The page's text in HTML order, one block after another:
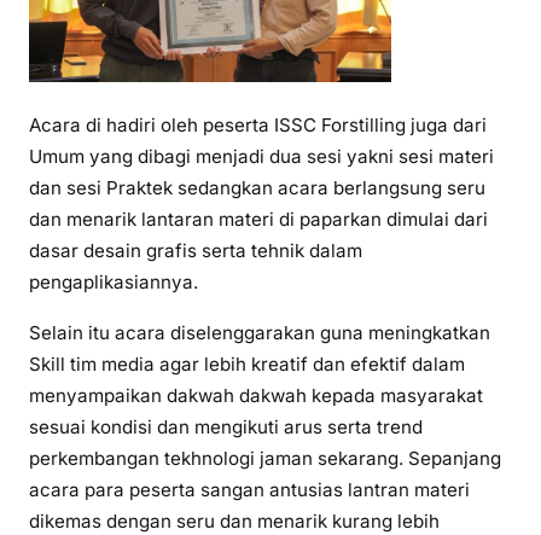
Acara di hadiri oleh peserta ISSC Forstilling juga dari
Umum yang dibagi menjadi dua sesi yakni sesi materi
dan sesi Praktek sedangkan acara berlangsung seru
dan menarik lantaran materi di paparkan dimulai dari
dasar desain grafis serta tehnik dalam
pengaplikasiannya.
Selain itu acara diselenggarakan guna meningkatkan
Skill tim media agar lebih kreatif dan efektif dalam
menyampaikan dakwah dakwah kepada masyarakat
sesuai kondisi dan mengikuti arus serta trend
perkembangan tekhnologi jaman sekarang. Sepanjang
acara para peserta sangan antusias lantran materi
dikemas dengan seru dan menarik kurang lebih